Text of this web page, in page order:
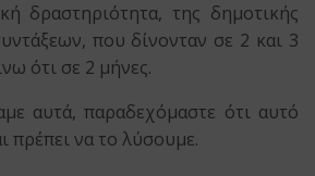
δραστηριότητα, της δημοτικής
που δίνονταν σε 2 και 3
ότι σε 2 μήνες.
αυτά, παραδεχόμαστε ότι αυτό
πρέπει να το λύσουμε.